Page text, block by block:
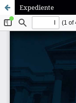
Expediente